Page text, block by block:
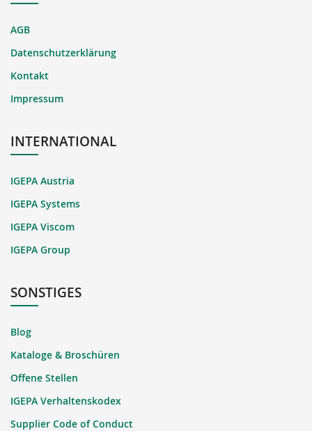
AGB
Datenschutzerklärung
Kontakt
Impressum
INTERNATIONAL
IGEPA Austria
IGEPA Systems
IGEPA Viscom
IGEPA Group
SONSTIGES
Blog
Kataloge & Broschüren
Offene Stellen
IGEPA Verhaltenskodex
Supplier Code of Conduct